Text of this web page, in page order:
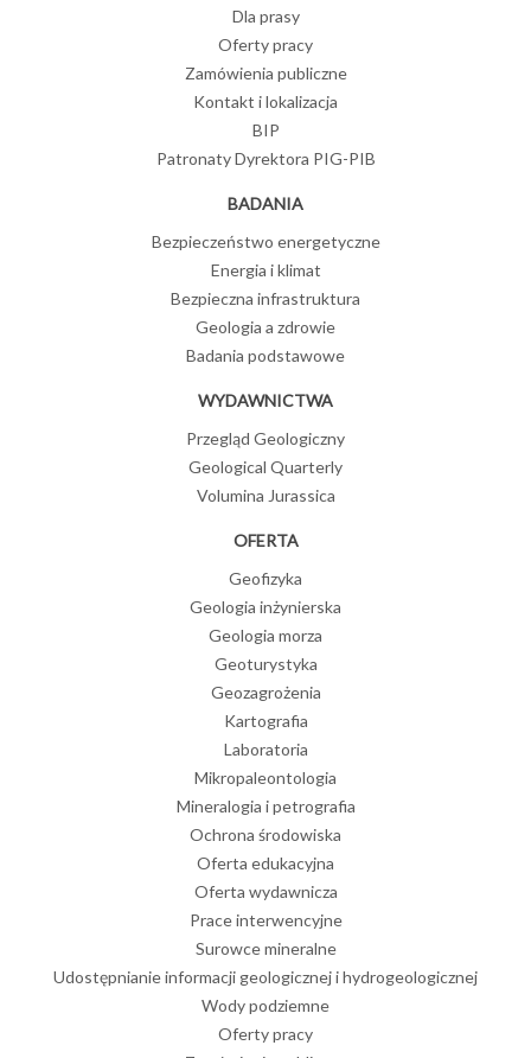
Dla prasy
Oferty pracy
Zamówienia publiczne
Kontakt i lokalizacja
BIP
Patronaty Dyrektora PIG-PIB
BADANIA
Bezpieczeństwo energetyczne
Energia i klimat
Bezpieczna infrastruktura
Geologia a zdrowie
Badania podstawowe
WYDAWNICTWA
Przegląd Geologiczny
Geological Quarterly
Volumina Jurassica
OFERTA
Geofizyka
Geologia inżynierska
Geologia morza
Geoturystyka
Geozagrożenia
Kartografia
Laboratoria
Mikropaleontologia
Mineralogia i petrografia
Ochrona środowiska
Oferta edukacyjna
Oferta wydawnicza
Prace interwencyjne
Surowce mineralne
Udostępnianie informacji geologicznej i hydrogeologicznej
Wody podziemne
Oferty pracy